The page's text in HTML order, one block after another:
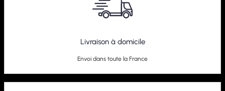
Livraison à domicile
Envoi dans toute la France